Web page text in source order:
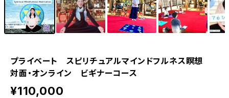
プライベート スピリチュアルマインドフルネス瞑想
対面・オンライン ビギナーコース
¥110,000